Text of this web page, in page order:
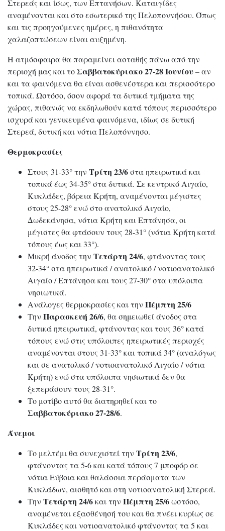
Στερεάς και ίσως, των Επτανήσων. Καταιγίδες
αναμένονται και στο εσωτερικό της Πελοποννήσου. Όπως
και τις προηγούμενες ημέρες, η πιθανότητα
χαλαζοπτώσεων είναι αυξημένη.
Η ατμόσφαιρα θα παραμείνει ασταθής πάνω από την
περιοχή μας και τοΣαββατοκύριακο 27-28 Ιουνίου– αν
και τα φαινόμενα θα είναι ασθενέστερα και περισσότερο
τοπικά. Ωστόσο, όσον αφορά τα δυτικά τμήματα της
χώρας, πιθανώς να εκδηλωθούν κατά τόπους περισσότερο
ισχυρά και γενικευμένα φαινόμενα, ιδίως σε δυτική
Στερεά, δυτική και νότια Πελοπόννησο.
Θερμοκρασίες
Στους 31-33° την Τρίτη 23/6στα ηπειρωτικά και
τοπικά έως 34-35° στα δυτικά. Σε κεντρικό Αιγαίο,
Κυκλάδες, βόρεια Κρήτη, αναμένονται μέγιστες
στους 25-28° ενώ στο ανατολικό Αιγαίο,
Δωδεκάνησα, νότια Κρήτη και Επτάνησα, οι
μέγιστες θα φτάσουν τους 28-31° (νότια Κρήτη κατά
τόπους έως και 33°).
Μικρή άνοδος την Τετάρτη 24/6, φτάνοντας τους
32-34° στα ηπειρωτικά / ανατολικό / νοτιοανατολικό
Αιγαίο / Επτάνησα και τους 27-30° στα υπόλοιπα
νησιωτικά.
Ανάλογες θερμοκρασίες και την Πέμπτη 25/6
Την Παρασκευή 26/6, θα σημειωθεί άνοδος στα
δυτικά ηπειρωτικά, φτάνοντας και τους 36° κατά
τόπους ενώ στις υπόλοιπες ηπειρωτικές περιοχές
αναμένονται στους 31-33° και τοπικά 34° (αναλόγως
και σε ανατολικό / νοτιοανατολικό Αιγαίο / νότια
Κρήτη) ενώ στα υπόλοιπα νησιωτικά δεν θα
ξεπεράσουν τους 28-31°.
Το μοτίβο αυτό θα διατηρηθεί και το
Σαββατοκύριακο 27-28/6.
Άνεμοι
Το μελτέμι θα συνεχιστεί την Τρίτη 23/6,
φτάνοντας τα 5-6 και κατά τόπους 7 μποφόρ σε
νότια Εύβοια και θαλάσσια περάσματα των
Κυκλάδων, αισθητό και στη νοτιοανατολική Στερεά.
Την Τετάρτη 24/6και την Πέμπτη 25/6ωστόσο,
αναμένεται εξασθένησή του και θα πνέει κυρίως σε
Κυκλάδες και νοτιοανατολικό φτάνοντας τα 5 και